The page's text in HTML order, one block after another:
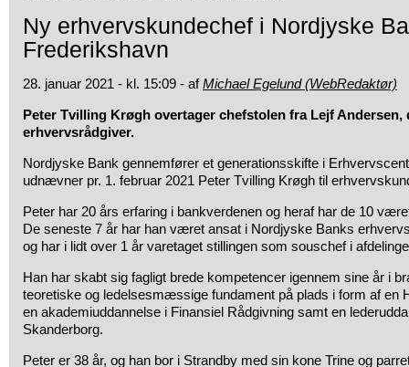
Ny erhvervskundechef i Nordjyske
Frederikshavn
28. januar 2021 - kl. 15:09 - afMichael Egelund (WebRedaktør)
Peter Tvilling Krøgh overtager chefstolen fra Lejf
erhvervsrådgiver.
Nordjyske Bank gennemfører et generationsskifte i
udnævner pr. 1. februar 2021 Peter Tvilling Krøgh til
Peter har 20 års erfaring i bankverdenen og heraf har de 10
De seneste 7 år har han været ansat i Nordjyske Banks
og har i lidt over 1 år varetaget stillingen som souschef i
Han har skabt sig fagligt brede kompetencer igennem sine år i
teoretiske og ledelsesmæssige fundament på plads i form af en
en akademiuddannelse i Finansiel Rådgivning samt en
Skanderborg.
Peter er 38 år, og han bor i Strandby med sin kone Trine og